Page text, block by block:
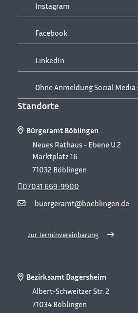
Instagram
Facebook
LinkedIn
Ohne Anmeldung Social Media
Standorte
Bürgeramt Böblingen
Neues Rathaus - Ebene U 2
Marktplatz 16
71032 Böblingen
buergeramt@boeblingen.de
07031 669-9900
zur Terminvereinbarung
Bezirksamt Dagersheim
Albert-Schweitzer Str. 2
71034 Böblingen